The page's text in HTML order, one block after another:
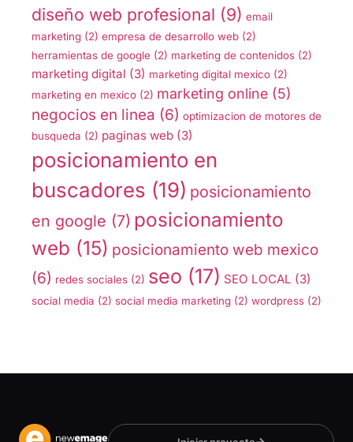
diseño web profesional (9) email
marketing (2) empresa de desarrollo web (2)
herramientas de google (2) marketing de contenidos (2)
marketing digital (3) marketing digital mexico (2)
marketing en mexico (2) marketing online (5)
negocios en linea (6) optimizacion de motores de
busqueda (2) paginas web (3)
posicionamiento en
buscadores (19) posicionamiento
en google (7) posicionamiento
web (15) posicionamiento web mexico
(6) redes sociales (2) seo (17) SEO LOCAL (3)
social media (2) social media marketing (2) wordpress (2)